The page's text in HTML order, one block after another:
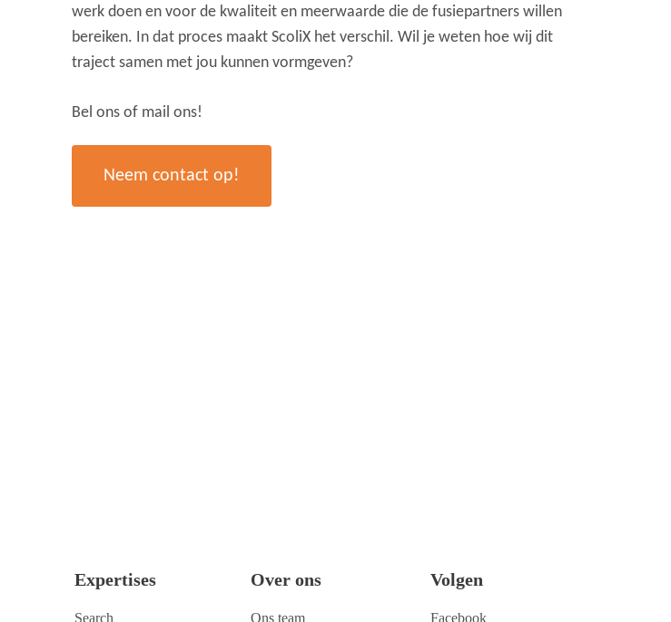
werk doen en voor de kwaliteit en meerwaarde die de fusiepartners willen
bereiken. In dat proces maakt ScoliX het verschil. Wil je weten hoe wij dit
traject samen met jou kunnen vormgeven?
Bel ons of mail ons!
Neem contact op!
Expertises
Search
Over ons
Ons team
Volgen
Facebook